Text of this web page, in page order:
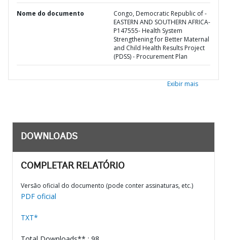
Nome do documento
Congo, Democratic Republic of -
EASTERN AND SOUTHERN AFRICA-
P147555- Health System
Strengthening for Better Maternal
and Child Health Results Project
(PDSS) - Procurement Plan
Exibir mais
DOWNLOADS
COMPLETAR RELATÓRIO
Versão oficial do documento (pode conter assinaturas, etc.)
PDF oficial
TXT*